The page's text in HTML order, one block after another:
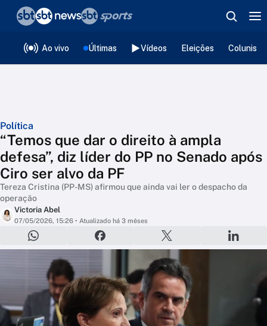
Ao vivo Últimas Vídeos Eleições
Política
“Temos que dar o direito à ampla
defesa”, diz líder do PP no Senado após
Ciro ser alvo da PF
Tereza Cristina (PP-MS) afirmou que ainda vai ler o despacho da
operação
Victoria Abel
07/05/2026, 15:26 • Atualizado há 3 mêses
❮voltar
Editorias